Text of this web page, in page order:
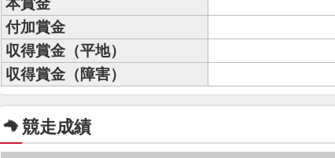
本賞金
付加賞金
収得賞金（平地）
収得賞金（障害）
競走成績